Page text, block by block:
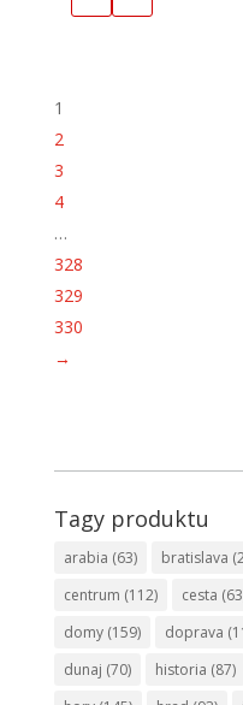
1
2
3
4
…
328
329
330
→
Tagy produktu
arabia (63) bratislava
centrum (112) cesta
domy(159) doprava
dunaj (70) historia (87)